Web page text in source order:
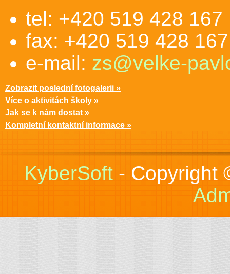
tel: +420 519 428 167
fax: +420 519 428 167
e-mail: zs@velke-
Zobrazit poslední fotogalerii »
Více o aktivitách školy »
Jak se k nám dostat »
Kompletní kontaktní informace »
KyberSoft- Copyright